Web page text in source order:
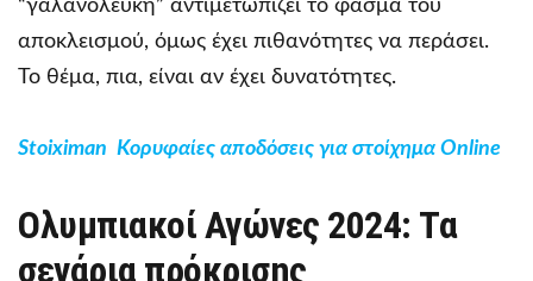
“γαλανόλευκη” αντιμετωπίζει το φάσμα του
αποκλεισμού, όμως έχει πιθανότητες να περάσει.
Το θέμα, πια, είναι αν έχει δυνατότητες.
Stoiximan Κορυφαίες αποδόσεις για στοίχημα Online
Ολυμπιακοί Αγώνες 2024: Τα
σενάρια πρόκρισης